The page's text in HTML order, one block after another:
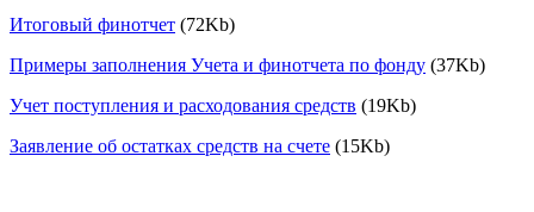
Итоговый финотчет (72Kb)
Примеры заполнения Учета и финотчета по фонду (37Kb)
Учет поступления и расходования средств (19Kb)
Заявление об остатках средств на счете (15Kb)